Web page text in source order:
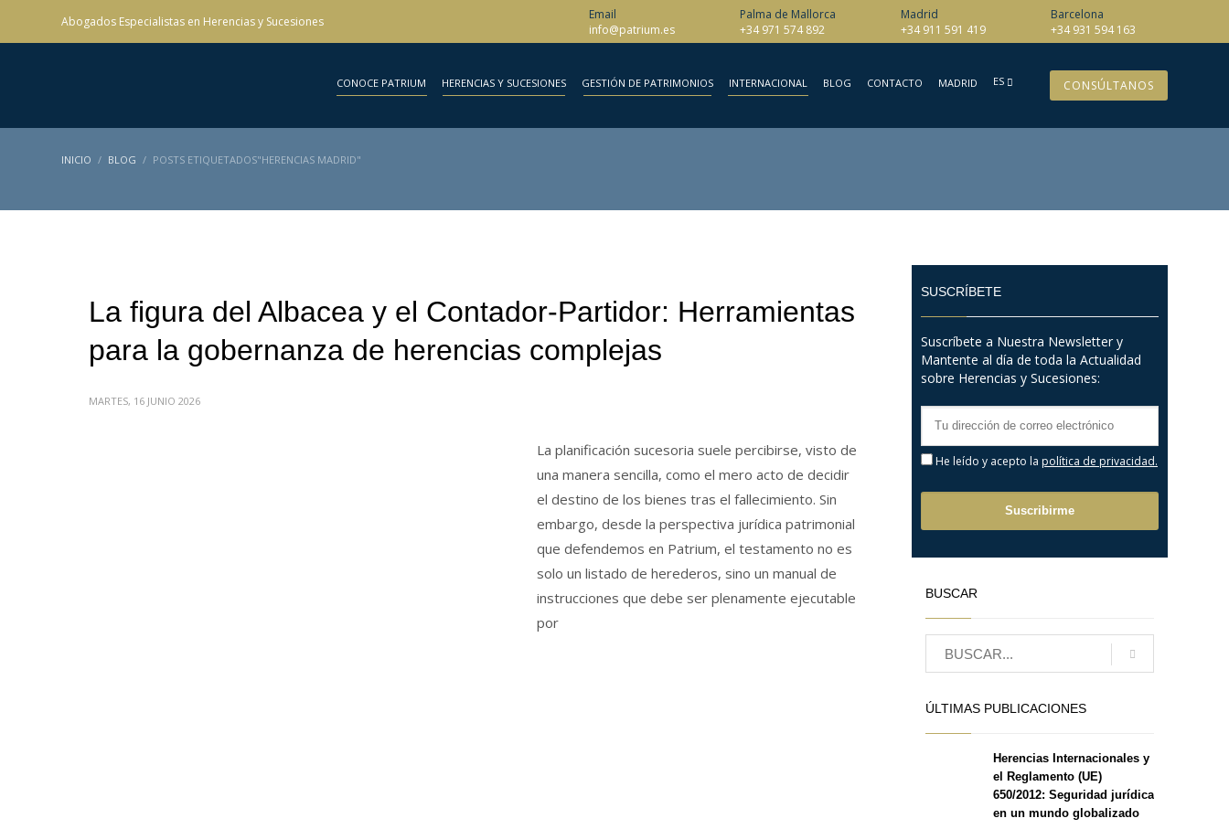
Abogados Especialistas en Herencias y Sucesiones
Email
info@patrium.es
Palma de Mallorca
+34 971 574 892
Madrid
+34 911 591 419
Barcelona
+34 931 594 163
CONOCE PATRIUM HERENCIAS Y SUCESIONES GESTIÓN DE PATRIMONIOS INTERNACIONAL BLOG CONTACTO MADRID ES CONSÚLTANOS
INICIO BLOG POSTS ETIQUETADOS"HERENCIAS MADRID"
La figura del Albacea y el Contador-Partidor: Herramientas
para la gobernanza de herencias complejas
MARTES, 16 JUNIO 2026
La planificación sucesoria suele percibirse, visto de
una manera sencilla, como el mero acto de decidir
el destino de los bienes tras el fallecimiento. Sin
embargo, desde la perspectiva jurídica patrimonial
que defendemos en Patrium, el testamento no es
solo un listado de herederos, sino un manual de
instrucciones que debe ser plenamente ejecutable
por
SUSCRÍBETE
Suscríbete a Nuestra Newsletter y
Mantente al día de toda la Actualidad
sobre Herencias y Sucesiones:
He leído y acepto la política de privacidad.
BUSCAR
ÚLTIMAS PUBLICACIONES
Herencias Internacionales y
el Reglamento (UE)
650/2012: Seguridad jurídica
en un mundo globalizado